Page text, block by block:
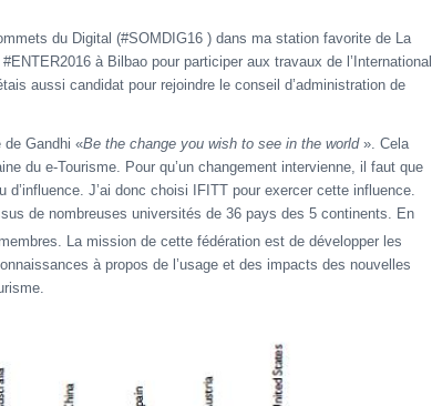
du Digital (#SOMDIG16 ) dans ma station favorite de La
à Bilbao pour participer aux travaux de l’International
aussi candidat pour rejoindre le conseil d’administration de
de Gandhi «Be the change you wish to see in the world». Cela
du e-Tourisme. Pour qu’un changement intervienne, il faut que
J’ai donc choisi IFITT pour exercer cette influence.
de nombreuses universités de 36 pays des 5 continents. En
La mission de cette fédération est de développer les
à propos de l’usage et des impacts des nouvelles